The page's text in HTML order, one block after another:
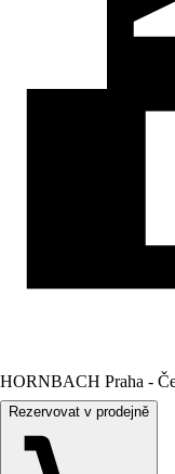
HORNBACH Praha -
Rezervovat v prodejně